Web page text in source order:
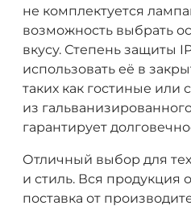
не комплектуется
возможность выбрать
вкусу. Степень защиты
использовать её в
таких как гостиные или
из
гарантирует
Отличный выбор для
и стиль. Вся продукция
поставка от